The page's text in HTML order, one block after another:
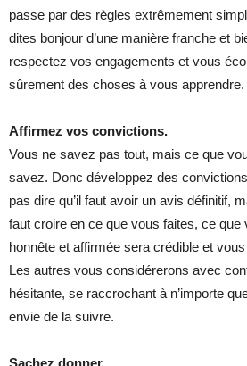
passe par des règles extrêmement
dites bonjour d’une manière franche et
respectez vos engagements et vous
sûrement des choses à vous apprendre.
Affirmez vos convictions.
Vous ne savez pas tout, mais ce que
savez. Donc développez des
pas dire qu’il faut avoir un avis définitif,
faut croire en ce que vous faites, ce
honnête et affirmée sera crédible et
Les autres vous considérerons avec
hésitante, se raccrochant à n’importe
envie de la suivre.
Sachez donner.